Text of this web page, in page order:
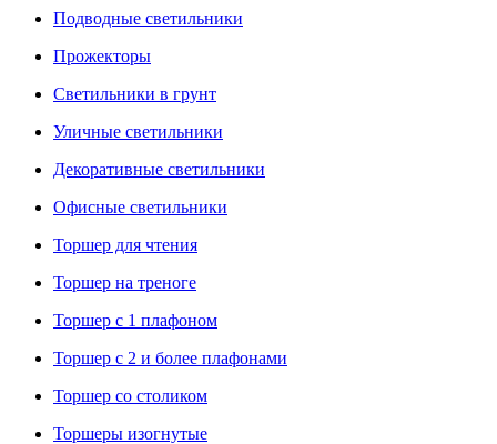
Подводные светильники
Прожекторы
Светильники в грунт
Уличные светильники
Декоративные светильники
Офисные светильники
Торшер для чтения
Торшер на треноге
Торшер с 1 плафоном
Торшер с 2 и более плафонами
Торшер со столиком
Торшеры изогнутые